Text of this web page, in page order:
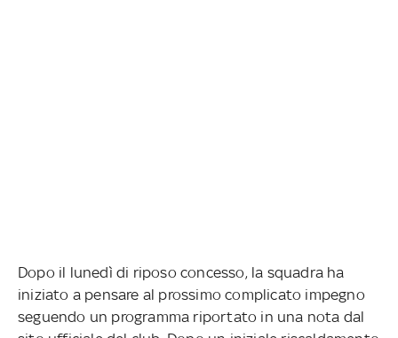
Dopo il lunedì di riposo concesso, la squadra ha
iniziato a pensare al prossimo complicato impegno
seguendo un programma riportato in una nota dal